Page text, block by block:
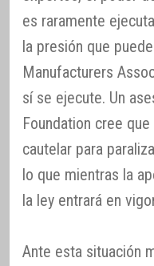
es raramente
la presión que
Manufacturers
sí se ejecute. Un
Foundation cree
cautelar para
lo que mientras la
la ley entrará en
Ante esta situación